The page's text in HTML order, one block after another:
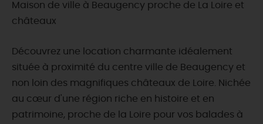
Maison de ville à Beaugency proche de La Loire et
châteaux
Découvrez une location charmante idéalement
située à proximité du centre ville de Beaugency et
non loin des magnifiques châteaux de Loire. Nichée
au cœur d'une région riche en histoire et en
patrimoine, proche de la Loire pour vos balades à